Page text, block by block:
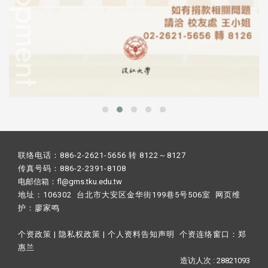
联络电话：886-2-2621-5656 转 8122～8127
传真号码：886-2-2391-8108
电邮信箱：fl@gms.tku.edu.tw
地址：106302 台北市大安区金华街199巷5号506室 网页维
护： 廖家鸣​
个资政策 | 隐私权政策 | 个人资料告知声明 个资连络窗口： 郑
惠兰
造访人次 : 28821093